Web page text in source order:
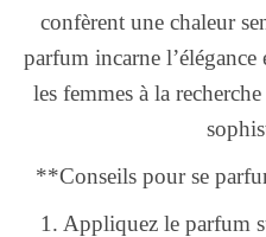
confèrent une chaleur
parfum incarne
les femmes à la
**Conseils pour se
1. Appliquez le parfum